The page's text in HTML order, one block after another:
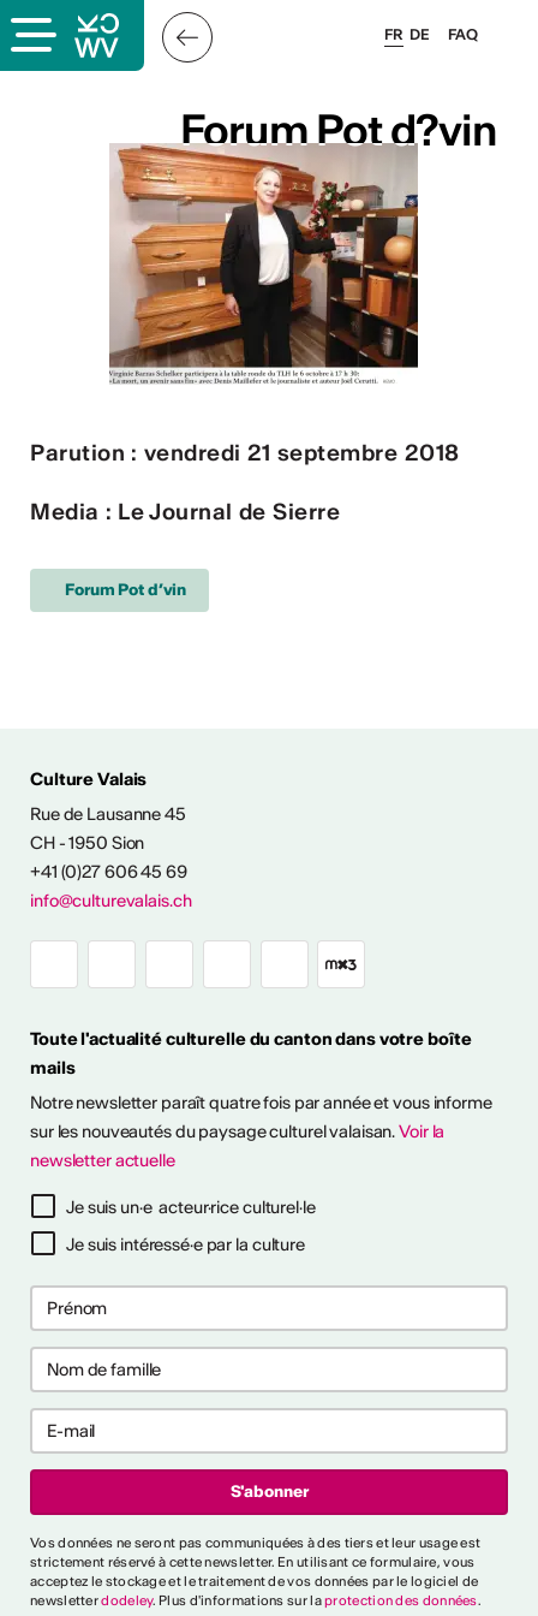
& CONTACT
2024/2025
FAQ
FR DE
Forum Pot d?vin
Forum Pot d?vin
Parution : vendredi 21 septembre 2018
Media : Le Journal de Sierre
Forum Pot d’vin
Culture Valais
Rue de Lausanne 45
CH - 1950 Sion
+41 (0)27 606 45 69
info@culturevalais.ch
Toute l'actualité culturelle du canton dans votre boîte
mails
Notre newsletter paraît quatre fois par année et vous informe
sur les nouveautés du paysage culturel valaisan.Voir la
newsletter actuelle
Je suis un·e acteur·rice culturel·le
Je suis intéressé·e par la culture
Vos données ne seront pas communiquées à des tiers et leur usage est
strictement réservé à cette newsletter. En utilisant ce formulaire, vous
acceptez le stockage et le traitement de vos données par le logiciel de
newsletterdodeley. Plus d'informations sur laprotection des données.